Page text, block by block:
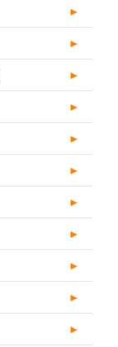
►
►
►
►
►
►
►
►
►
►
►